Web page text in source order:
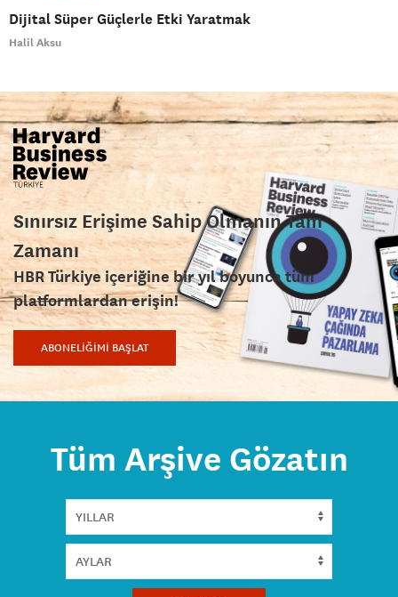
Dijital Süper Güçlerle Etki Yaratmak
Halil Aksu
Sınırsız Erişime Sahip Olmanın Tam
Zamanı
HBR Türkiye içeriğine bir yıl boyunca tüm
platformlardan erişin!
ABONELİĞİMİ BAŞLAT
Tüm Arşive Gözatın